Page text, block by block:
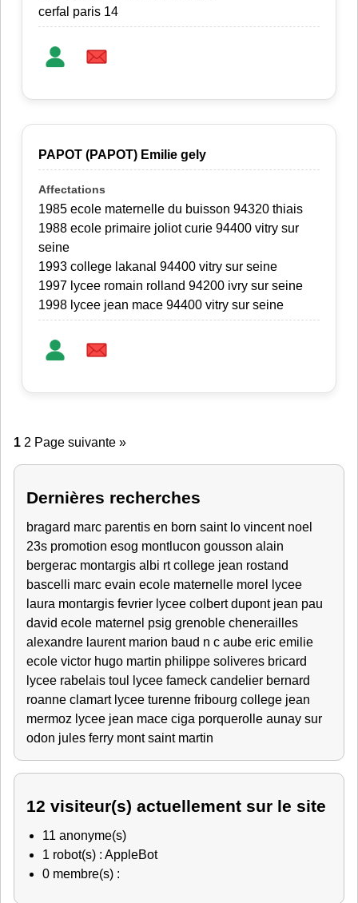
cerfal paris 14
PAPOT (PAPOT) Emilie gely
1985 ecole maternelle du buisson 94320 thiais
1988 ecole primaire joliot curie 94400 vitry sur
seine
1993 college lakanal 94400 vitry sur seine
1997 lycee romain rolland 94200 ivry sur seine
1998 lycee jean mace 94400 vitry sur seine
1 2 Page suivante »
Dernières recherches
bragard marc parentis en born saint lo vincent noel
23s promotion esog montlucon gousson alain
bergerac montargis albi rt college jean rostand
bascelli marc evain ecole maternelle morel lycee
laura montargis fevrier lycee colbert dupont jean pau
david ecole maternel psig grenoble chenerailles
alexandre laurent marion baud n c aube eric emilie
ecole victor hugo martin philippe soliveres bricard
lycee rabelais toul lycee fameck candelier bernard
roanne clamart lycee turenne fribourg college jean
mermoz lycee jean mace ciga porquerolle aunay sur
odon jules ferry mont saint martin
12 visiteur(s) actuellement sur le site
11 anonyme(s)
1 robot(s) : AppleBot
0 membre(s) :